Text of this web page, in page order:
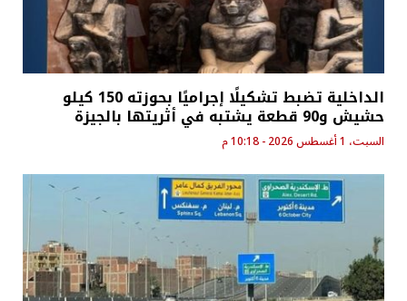
الداخلية تضبط تشكيلًا إجراميًا بحوزته 150 كيلو
حشيش و90 قطعة يشتبه في أثريتها بالجيزة
السبت، 1 أغسطس 2026 - 10:18 م